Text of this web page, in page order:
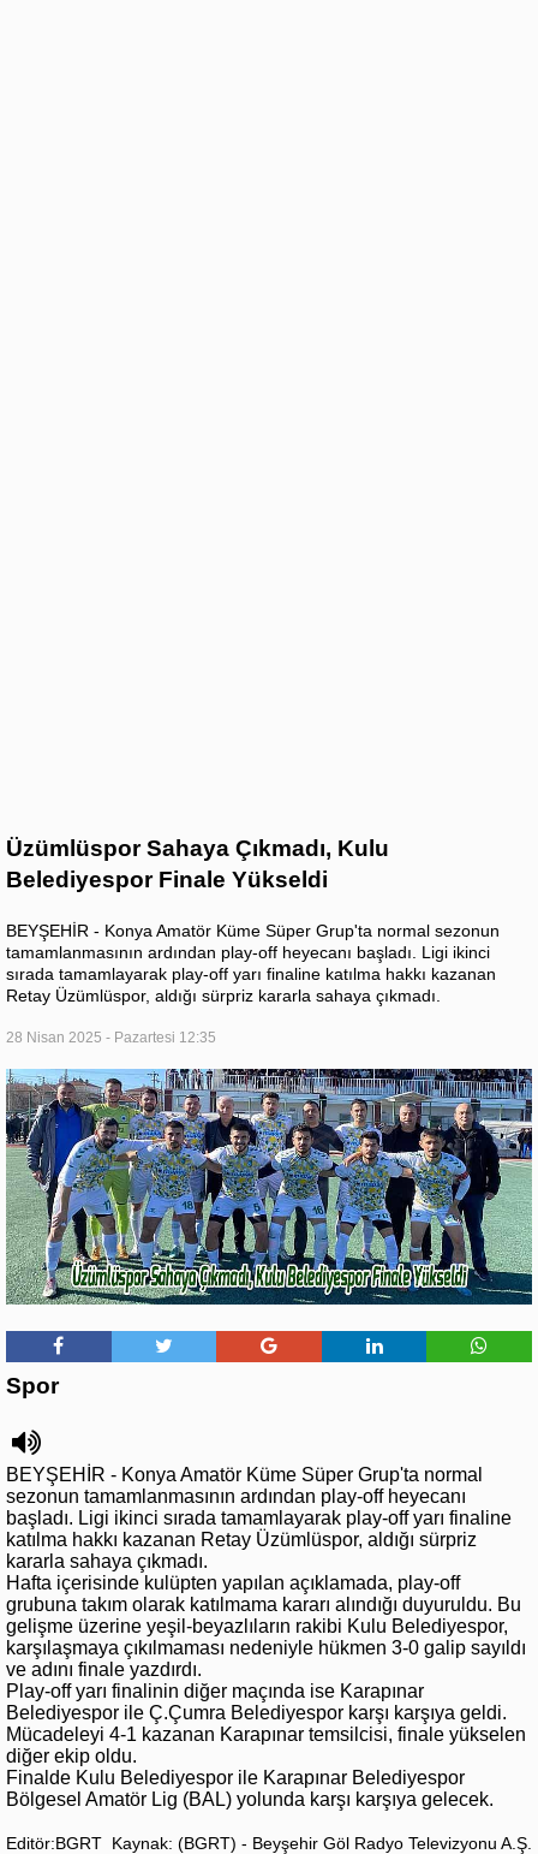
Üzümlüspor Sahaya Çıkmadı, Kulu
Belediyespor Finale Yükseldi
BEYŞEHİR - Konya Amatör Küme Süper Grup'ta normal sezonun
tamamlanmasının ardından play-off heyecanı başladı. Ligi ikinci
sırada tamamlayarak play-off yarı finaline katılma hakkı kazanan
Retay Üzümlüspor, aldığı sürpriz kararla sahaya çıkmadı.
28 Nisan 2025 - Pazartesi 12:35
Spor
BEYŞEHİR - Konya Amatör Küme Süper Grup'ta normal
sezonun tamamlanmasının ardından play-off heyecanı
başladı. Ligi ikinci sırada tamamlayarak play-off yarı finaline
katılma hakkı kazanan Retay Üzümlüspor, aldığı sürpriz
kararla sahaya çıkmadı.
Hafta içerisinde kulüpten yapılan açıklamada, play-off
grubuna takım olarak katılmama kararı alındığı duyuruldu. Bu
gelişme üzerine yeşil-beyazlıların rakibi Kulu Belediyespor,
karşılaşmaya çıkılmaması nedeniyle hükmen 3-0 galip sayıldı
ve adını finale yazdırdı.
Play-off yarı finalinin diğer maçında ise Karapınar
Belediyespor ile Ç.Çumra Belediyespor karşı karşıya geldi.
Mücadeleyi 4-1 kazanan Karapınar temsilcisi, finale yükselen
diğer ekip oldu.
Finalde Kulu Belediyespor ile Karapınar Belediyespor
Bölgesel Amatör Lig (BAL) yolunda karşı karşıya gelecek.
Editör:BGRT Kaynak: (BGRT) - Beyşehir Göl Radyo Televizyonu A.Ş.